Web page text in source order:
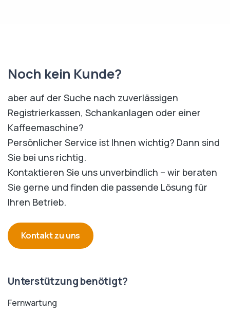
Noch kein Kunde?
aber auf der Suche nach zuverlässigen
Registrierkassen, Schankanlagen oder einer
Kaffeemaschine?
Persönlicher Service ist Ihnen wichtig? Dann sind
Sie bei uns richtig.
Kontaktieren Sie uns unverbindlich – wir beraten
Sie gerne und finden die passende Lösung für
Ihren Betrieb.
Kontakt zu uns
Unterstützung benötigt?
Fernwartung